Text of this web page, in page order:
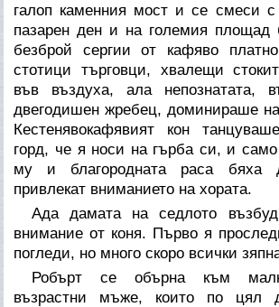
галоп каменния мост и се смеси
пазарен ден и на големия площад
безброй сергии от кафяво
стотици търговци, хвалещи
във въздуха, ала непознатата,
двегодишен жребец, доминираше
Кестенявокафявият кон
горд, че я носи на гърба си, и
му и благородната раса бяха
привлекат вниманието на хората.
Ада дамата на седлото
внимание от коня. Първо я
погледи, но много скоро всички
Робърт се обърна към
възрастни мъже, които по цял